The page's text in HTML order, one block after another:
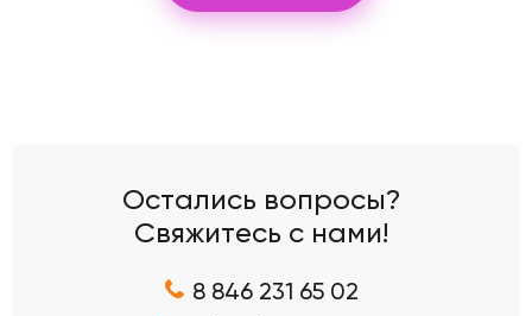
Остались вопросы?
Свяжитесь с нами!
8 846 231 65 02